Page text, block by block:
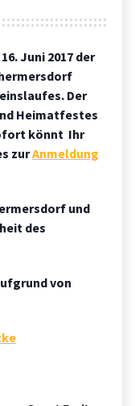
Juni 2017 der
Der
Heimatfestes
könnt Ihr
zurAnmeldung
und
des
von